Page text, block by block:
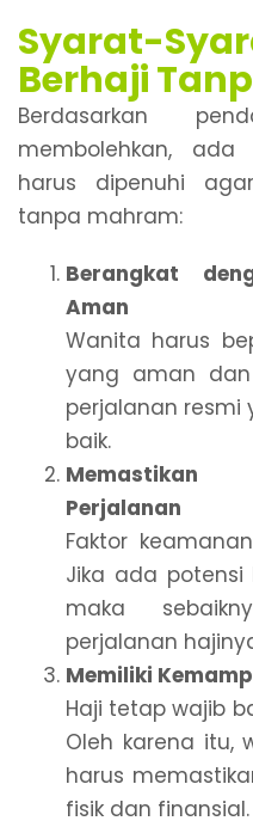
Syarat-
Berhaji
Berdasarkan
membolehkan,
harus dipenuhi
tanpa mahram:
Berangkat
Aman
Wanita harus
yang aman
perjalanan resmi
baik.
Memastikan
Perjalanan
Faktor
Jika ada
maka
perjalanan
Memiliki
Haji tetap wajib
Oleh karena itu,
harus
fisik dan finansial.